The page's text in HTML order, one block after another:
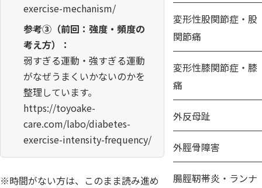
exercise-mechanism/
参考③（前回：強度・頻度の
考え方）：
弱すぎる運動・強すぎる運動
がなぜうまくいかないのかを
整理しています。
https://toyoake-
care.com/labo/diabetes-
exercise-intensity-frequency/
※時間がない方は、このまま読み進め
変形性股関節症・股
関節痛
変形性膝関節症・膝
痛
外反母趾
外脛骨障害
腸脛靭帯炎・ランナ